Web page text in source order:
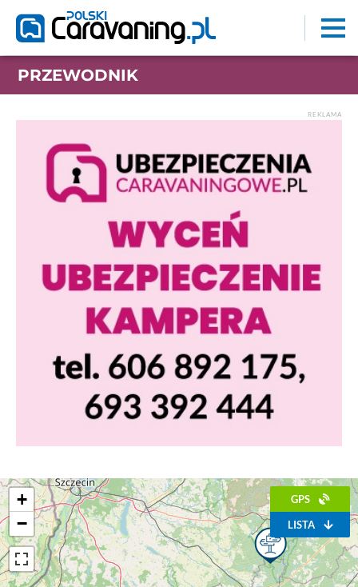
PRZEWODNIK
REKLAMA
+
−
GPS
LISTA